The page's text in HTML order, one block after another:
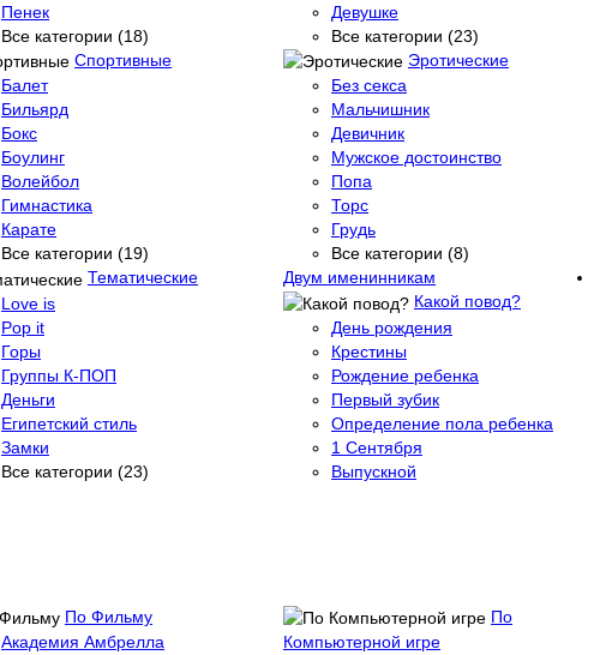
Пенек
Все категории (18)
Девушке
Все категории (23)
Спортивные
Балет
Бильярд
Бокс
Боулинг
Волейбол
Гимнастика
Карате
Все категории (19)
Эротические
Без секса
Мальчишник
Девичник
Мужское достоинство
Попа
Торс
Грудь
Все категории (8)
Тематические
Love is
Pop it
Горы
Группы К-ПОП
Деньги
Египетский стиль
Замки
Все категории (23)
Двум именинникам
Какой повод?
День рождения
Крестины
Рождение ребенка
Первый зубик
Определение пола ребенка
1 Сентября
Выпускной
По Фильму
Академия Амбрелла
По
Компьютерной игре